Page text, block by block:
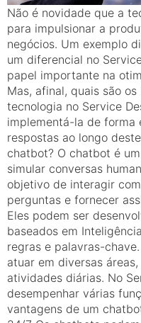
Não é novidade que a
para impulsionar a
negócios. Um exemplo
um diferencial no
papel importante na
Mas, afinal, quais são
tecnologia no Service
implementá-la de forma
respostas ao longo
chatbot? O chatbot é
simular conversas
objetivo de interagir
perguntas e fornecer
Eles podem ser
baseados em
regras e palavras-
atuar em diversas
atividades diárias. No
desempenhar várias
vantagens de um